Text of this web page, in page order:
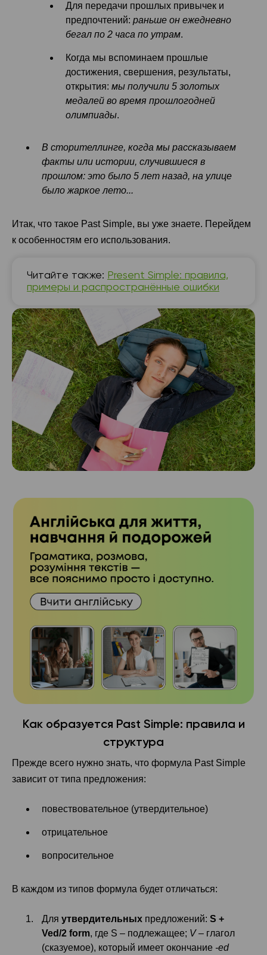
Для передачи прошлых привычек и
предпочтений: раньше он ежедневно
бегал по 2 часа по утрам.
Когда мы вспоминаем прошлые
достижения, свершения, результаты,
открытия: мы получили 5 золотых
медалей во время прошлогодней
олимпиады.
В сторителлинге, когда мы рассказываем
факты или истории, случившиеся в
прошлом: это было 5 лет назад, на улице
было жаркое лето...
Итак, что такое Past Simple, вы уже знаете. Перейдем
к особенностям его использования.
Читайте также: Present Simple: правила,
примеры и распространённые ошибки
Как образуется Past Simple: правила и
структура
Прежде всего нужно знать, что формула Past Simple
зависит от типа предложения:
повествовательное (утвердительное)
отрицательное
вопросительное
В каждом из типов формула будет отличаться:
Для утвердительных предложений: S +
Ved/2 form, где S – подлежащее; V– глагол
(сказуемое), который имеет окончание -ed